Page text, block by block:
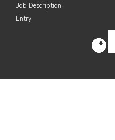
Job Description
Entry